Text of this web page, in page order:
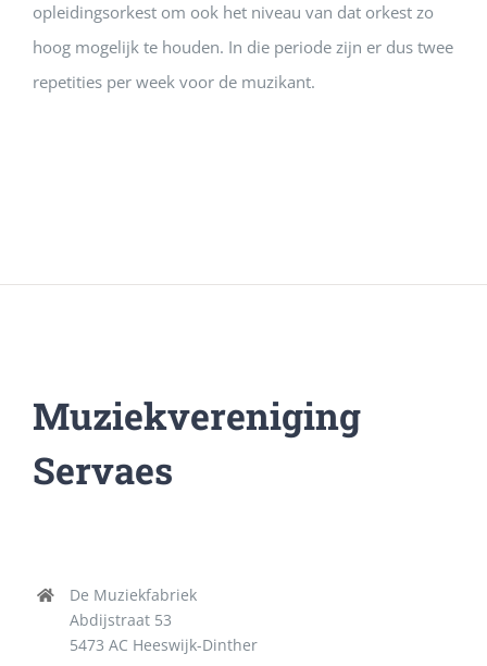
opleidingsorkest om ook het niveau van dat orkest zo
hoog mogelijk te houden. In die periode zijn er dus twee
repetities per week voor de muzikant.
Muziekvereniging
Servaes
De Muziekfabriek
Abdijstraat 53
5473 AC Heeswijk-Dinther